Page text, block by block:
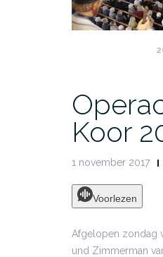
Koor
1 november 2017
Voorlezen
Afgelopen zondag
und Zimmerman